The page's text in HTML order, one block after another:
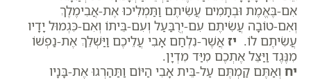
אִם-בֶּאֱמֶת וּבְתָמִים עֲשִׂיתֶם וַתַּמְלִיכוּ אֶת-אֲבִימֶלֶךְ
וְאִם-טוֹבָה עֲשִׂיתֶם עִם-יְרֻבַּעַל וְעִם-בֵּיתוֹ וְאִם-כִּגְמוּל יָדָיו
עֲשִׂיתֶם לוֹ. יז אֲשֶׁר-נִלְחַם אָבִי עֲלֵיכֶם וַיַּשְׁלֵךְ אֶת-נַפְשׁוֹ
מִנֶּגֶד וַיַּצֵּל אֶתְכֶם מִיַּד מִדְיָן.
יח וְאַתֶּם קַמְתֶּם עַל-בֵּית אָבִי הַיּוֹם וַתַּהַרְגוּ אֶת-בָּנָיו